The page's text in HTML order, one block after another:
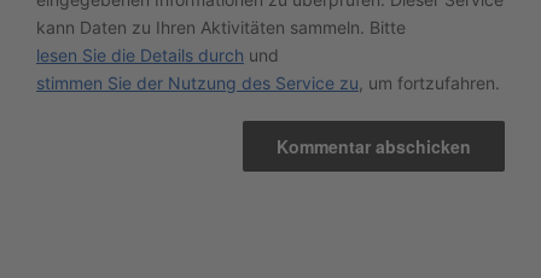
kann Daten zu Ihren Aktivitäten sammeln. Bitte
lesen Sie die Details durch und
stimmen Sie der Nutzung des Service zu , um fortzufahren.